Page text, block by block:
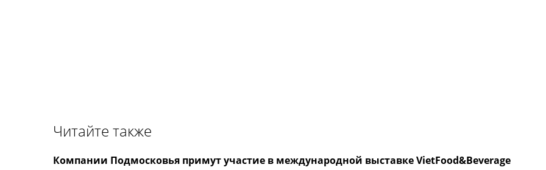
Читайте также
Компании Подмосковья примут участие в международной выставке VietFood&Beverage